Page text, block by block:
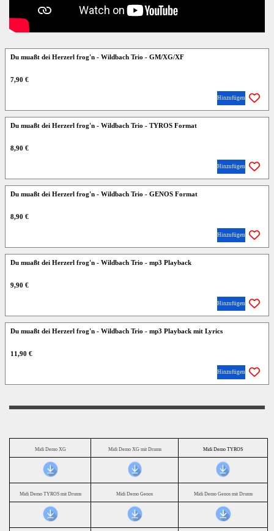
Du muaßt dei Herzerl frog'n - Wildbach Trio - GM/XG/XF
7,90 €
Hinzufügen
Du muaßt dei Herzerl frog'n - Wildbach Trio - TYROS Format
8,90 €
Hinzufügen
Du muaßt dei Herzerl frog'n - Wildbach Trio - GENOS Format
8,90 €
Hinzufügen
Du muaßt dei Herzerl frog'n - Wildbach Trio - mp3 Playback
9,90 €
Hinzufügen
Du muaßt dei Herzerl frog'n - Wildbach Trio - mp3 Playback mit Lyrics
11,90 €
Hinzufügen
Midi Demo XG Midi Demo XG mit Drums Midi Demo TYROS
Midi Demo TYROS mit Drums Midi Demo Genos Midi Demo Genos mit Drums